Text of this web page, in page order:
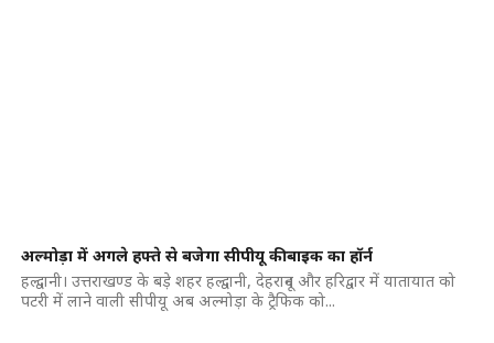
अल्मोड़ा में अगले हफ्ते से बजेगा सीपीयू की बाइक का हॉर्न
हल्द्वानी। उत्तराखण्ड के बड़े शहर हल्द्वानी, देहरादून और हरिद्वार में यातायात को
पटरी में लाने वाली सीपीयू अब अल्मोड़ा के ट्रैफिक को...